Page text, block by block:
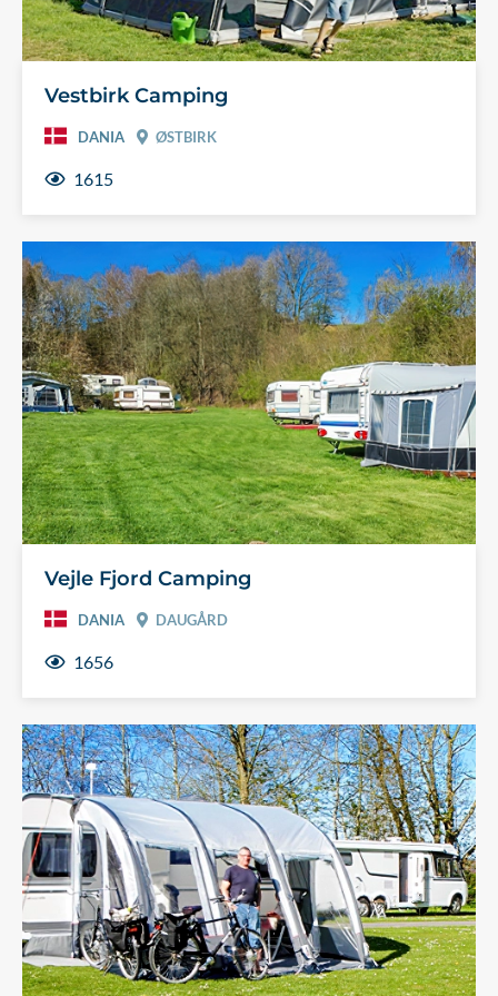
Vestbirk Camping
DANIA ØSTBIRK
1615
Vejle Fjord Camping
DANIA DAUGÅRD
1656